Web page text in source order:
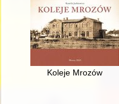
Koleje Mrozów